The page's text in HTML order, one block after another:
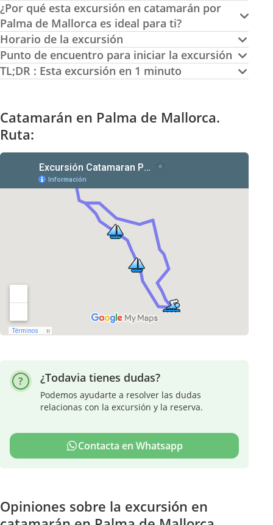
¿Por qué esta excursión en catamarán por
Palma de Mallorca es ideal para ti?
Horario de la excursión
Punto de encuentro para iniciar la excursión
TL;DR : Esta excursión en 1 minuto
Catamarán en Palma de Mallorca.
Ruta:
¿Todavia tienes dudas?
Podemos ayudarte a resolver las dudas
relacionas con la excursión y la reserva.
Contacta en Whatsapp
Opiniones sobre la excursión en